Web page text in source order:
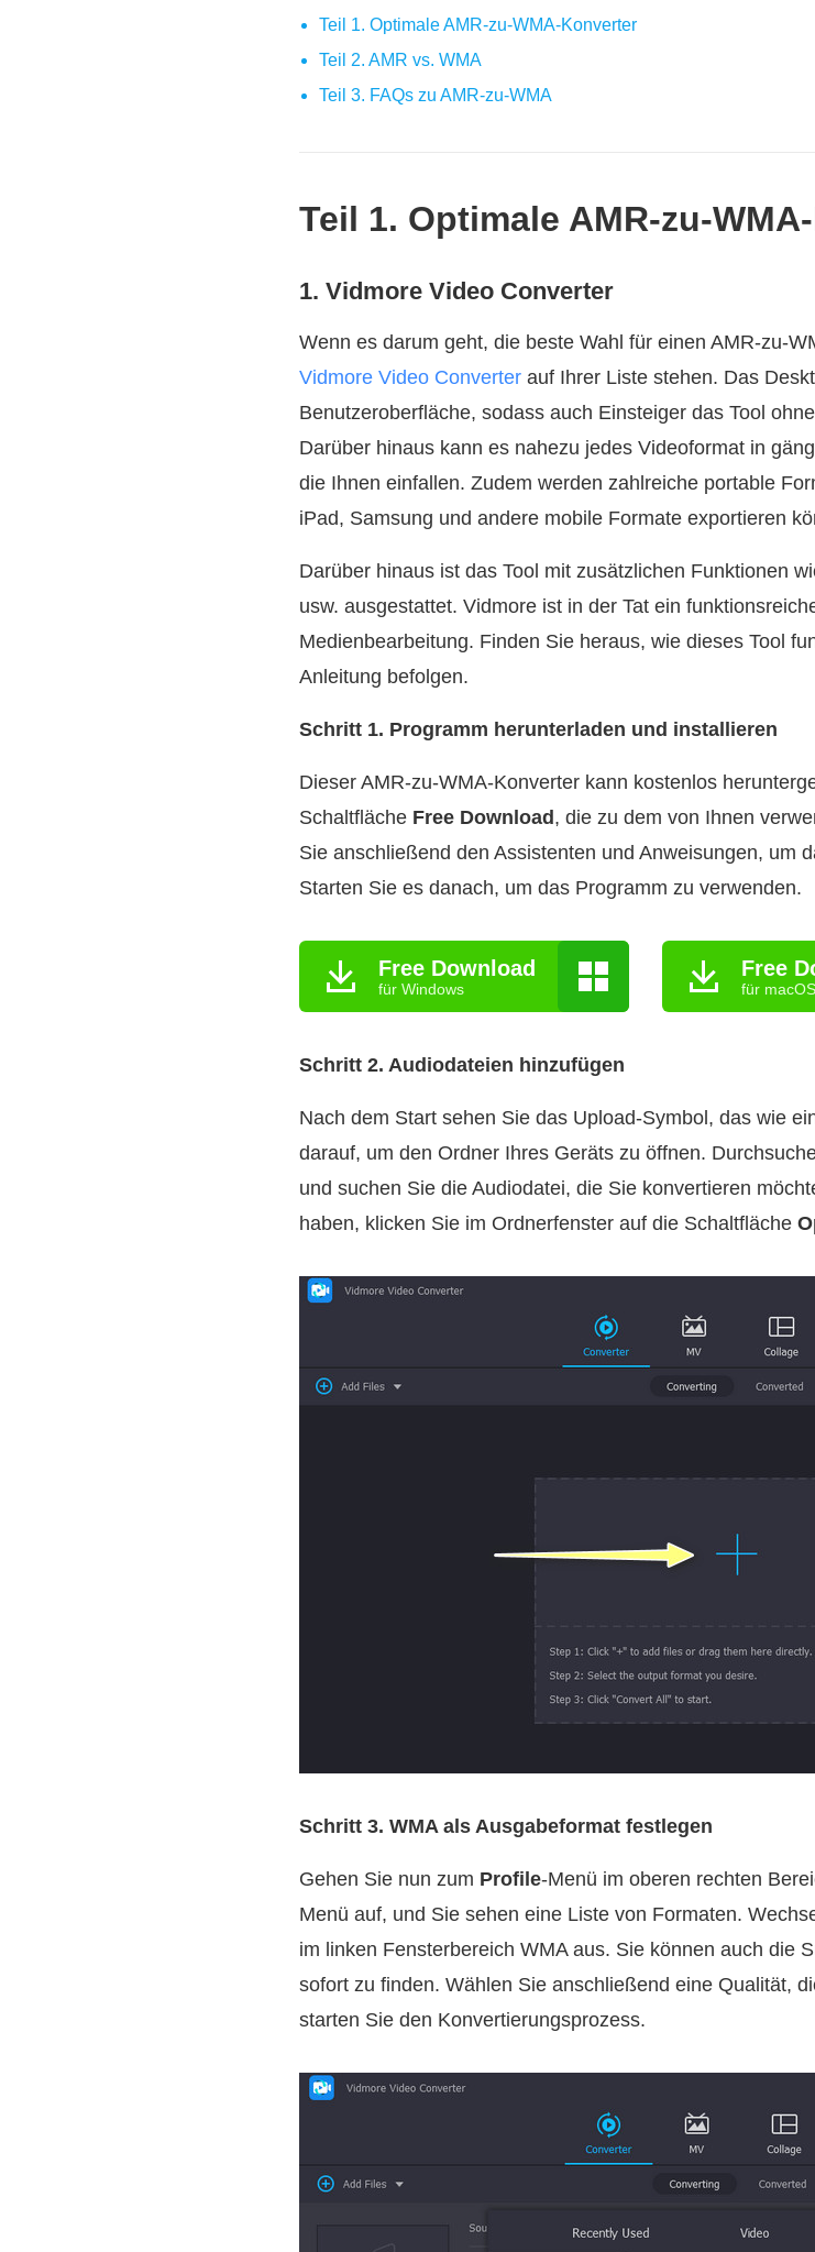
Teil 1. Optimale AMR‑zu‑WMA‑Konverter
Teil 2. AMR vs. WMA
Teil 3. FAQs zu AMR‑zu‑WMA
Teil 1. Optimale
1. Vidmore Video Converter
Wenn es darum geht, die beste Wahl für einen
Vidmore Video Converter auf Ihrer Liste stehen. Das
Benutzeroberfläche, sodass auch Einsteiger das Tool
Darüber hinaus kann es nahezu jedes Videoformat in
die Ihnen einfallen. Zudem werden zahlreiche portable
iPad, Samsung und andere mobile Formate exportieren
Darüber hinaus ist das Tool mit zusätzlichen Funktionen
usw. ausgestattet. Vidmore ist in der Tat ein
Medienbearbeitung. Finden Sie heraus, wie dieses Tool
Anleitung befolgen.
Schritt 1. Programm herunterladen und installieren
Dieser AMR‑zu‑WMA‑Konverter kann kostenlos
Schaltfläche Free Download , die zu dem von Ihnen
Sie anschließend den Assistenten und Anweisungen, um
Starten Sie es danach, um das Programm zu verwenden.
Free Download
für Windows
Free
für macOS
Schritt 2. Audiodateien hinzufügen
Nach dem Start sehen Sie das Upload‑Symbol, das wie
darauf, um den Ordner Ihres Geräts zu öffnen.
und suchen Sie die Audiodatei, die Sie konvertieren
haben, klicken Sie im Ordnerfenster auf die Schaltfläche
Schritt 3. WMA als Ausgabeformat festlegen
Gehen Sie nun zum Profile-Menü im oberen rechten
Menü auf, und Sie sehen eine Liste von Formaten.
im linken Fensterbereich WMA aus. Sie können auch die
sofort zu finden. Wählen Sie anschließend eine Qualität,
starten Sie den Konvertierungsprozess.